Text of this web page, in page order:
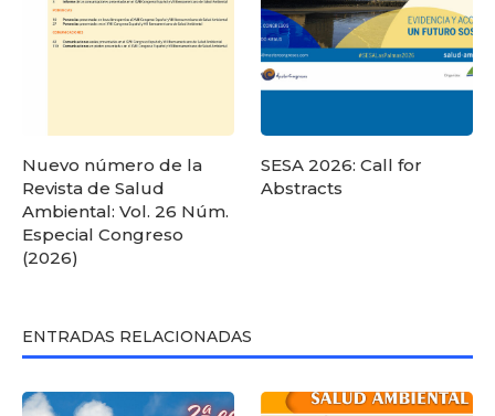
Nuevo número de la
Revista de Salud
Ambiental: Vol. 26 Núm.
Especial Congreso
(2026)
SESA 2026: Call for
Abstracts
ENTRADAS RELACIONADAS